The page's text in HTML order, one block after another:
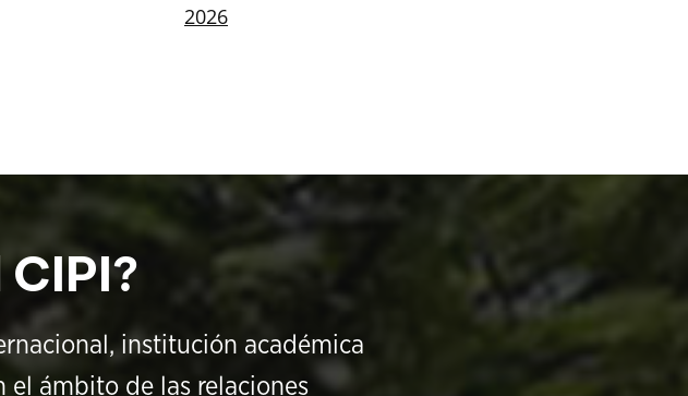
2026
CIPI?
institución académica
el ámbito de las relaciones